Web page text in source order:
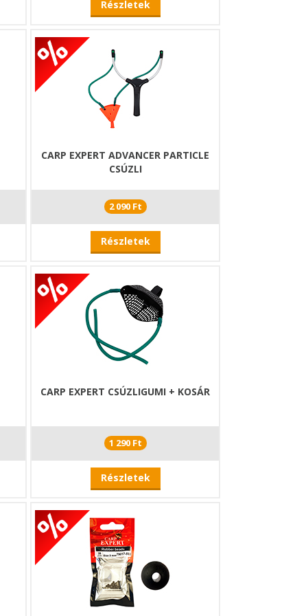
Részletek
CARP EXPERT ADVANCER PARTICLE
CSÚZLI
2 090 Ft
Részletek
CARP EXPERT CSÚZLIGUMI + KOSÁR
1 290 Ft
Részletek